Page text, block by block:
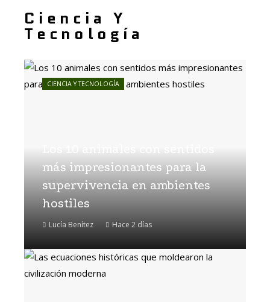
Ciencia Y
Tecnología
más impresionantes para la
supervivencia en ambientes
hostiles
Lucía Benítez Hace 2 días
CIENCIA Y TECNOLOGÍA